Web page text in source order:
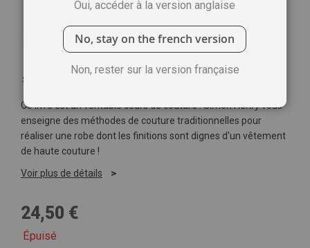
Soyez le premier à commenter ce produit
Ce livre est un véritable cours de couture ! Simon Henry vous
enseigne des méthodes de couture traditionnelles pour
réaliser une robe dont les finitions sont dignes d'un vêtement
de haute couture !
Voir plus de détails
24,50 €
Épuisé
Oui, accéder à la version anglaise
No, stay on the french version
Non, rester sur la version française